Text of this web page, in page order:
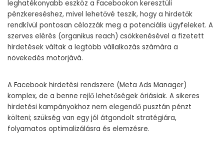
leghatékonyabb eszköz a Facebookon keresztüli
pénzkereséshez, mivel lehetővé teszik, hogy a hirdetők
rendkívül pontosan célozzák meg a potenciális ügyfeleket. A
szerves elérés (organikus reach) csökkenésével a fizetett
hirdetések váltak a legtöbb vállalkozás számára a
növekedés motorjává.
A Facebook hirdetési rendszere (Meta Ads Manager)
komplex, de a benne rejlő lehetőségek óriásiak. A sikeres
hirdetési kampányokhoz nem elegendő pusztán pénzt
költeni; szükség van egy jól átgondolt stratégiára,
folyamatos optimalizálásra és elemzésre.